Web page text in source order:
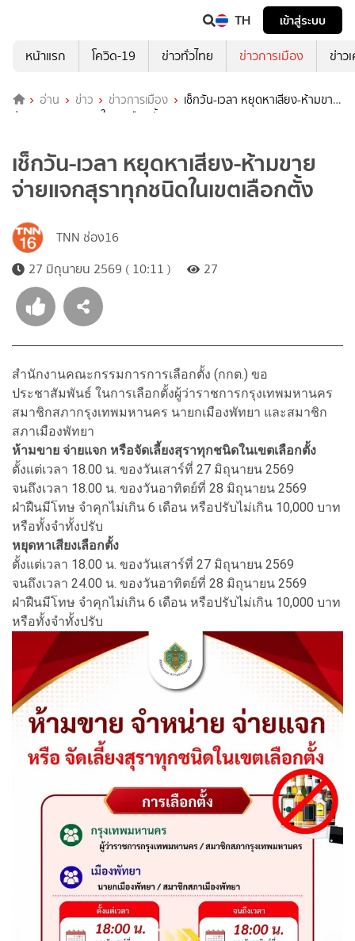
TH
เข้าสู่ระบบ
หน้าแรก
โควิด-19 ข่าวทั่วไทย ข่าวการเมือง ข่าว
อ่าน ข่าว ข่าวการเมือง
เช็กวัน-เวลา หยุดหาเสียง-ห้ามขาย
จ่ายแจกสุราทุกชนิดในเขตเลือกตั้ง
เช็กวัน-เวลา หยุดหาเสียง-ห้ามขาย
จ่ายแจกสุราทุกชนิดในเขตเลือกตั้ง
TNN ช่อง16
27 มิถุนายน 2569 ( 10:11 )
27
สำนักงานคณะกรรมการการเลือกตั้ง (กกต.) ขอ
ประชาสัมพันธ์ ในการเลือกตั้งผู้ว่าราชการกรุงเทพมหานคร
สมาชิกสภากรุงเทพมหานคร นายกเมืองพัทยา และสมาชิก
สภาเมืองพัทยา
ห้ามขาย จ่ายแจก หรือจัดเลี้ยงสุราทุกชนิดในเขตเลือกตั้ง
ตั้งแต่เวลา 18.00 น. ของวันเสาร์ที่ 27 มิถุนายน 2569
จนถึงเวลา 18.00 น. ของวันอาทิตย์ที่ 28 มิถุนายน 2569
ฝ่าฝืนมีโทษ จำคุกไม่เกิน 6 เดือน หรือปรับไม่เกิน 10,000 บาท
หรือทั้งจำทั้งปรับ
หยุดหาเสียงเลือกตั้ง
ตั้งแต่เวลา 18.00 น. ของวันเสาร์ที่ 27 มิถุนายน 2569
จนถึงเวลา 24.00 น. ของวันอาทิตย์ที่ 28 มิถุนายน 2569
ฝ่าฝืนมีโทษ จำคุกไม่เกิน 6 เดือน หรือปรับไม่เกิน 10,000 บาท
หรือทั้งจำทั้งปรับ